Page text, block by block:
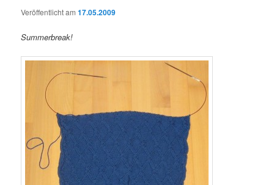
Veröffentlicht am17.05.2009
Summerbreak!